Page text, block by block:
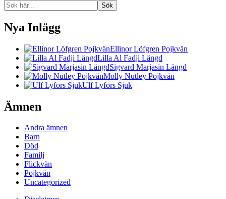
Sök
Nya Inlägg
Ellinor Löfgren Pojkvän
Lilla Al Fadji Längd
Sigvard Marjasin Längd
Molly Nutley Pojkvän
Ulf Lyfors Sjuk
Ämnen
Andra ämnen
Barn
Död
Familj
Flickvän
Pojkvän
Uncategorized